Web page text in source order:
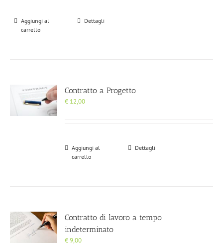
Aggiungi al
carrello
Dettagli
Contratto a Progetto
€ 12,00
Aggiungi al
carrello
Dettagli
Contratto di lavoro a tempo
indeterminato
€9,00